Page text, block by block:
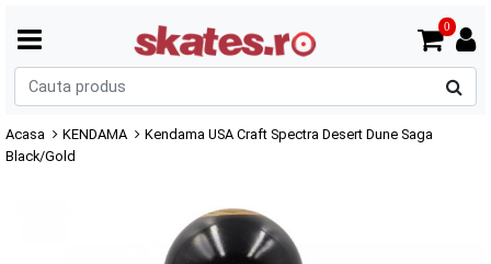
0
Acasa KENDAMA
Kendama USA Craft Spectra Desert Dune Saga
Black/Gold